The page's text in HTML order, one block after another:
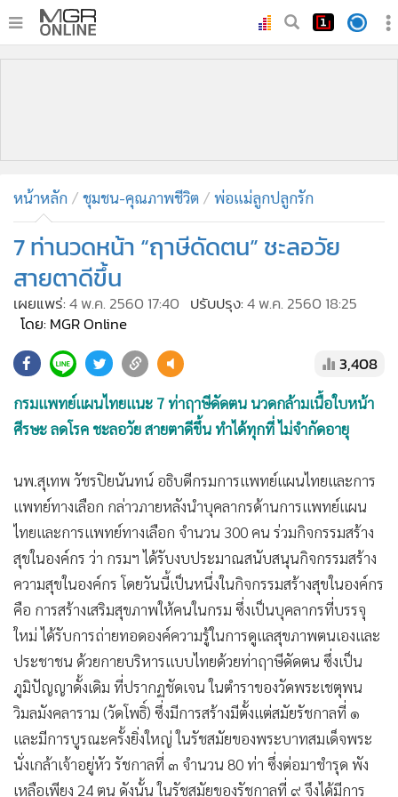
• บันเทิง
ผู้จัดการรายวัน
• คอลัมนิสต์
• ละคร
CbizReview
• ผู้จัดกวน
• Good health & Well-being
• Green Innovation & SD
• MGR Live
• Infographic
• การเมือง
• ท่องเที่ยว
• กีฬา
• ต่างประเทศ
• Special Scoop
เศรษฐกิจ-ธุรกิจ
•
จีน
ชุมชน-คุณภาพชีวิต
• อาชญากรรม
• Motoring
หน้าหลัก ชุมชน-คุณภาพชีวิต พ่อแม่ลูกปลูกรัก
7 ท่านวดหน้า “ฤาษีดัดตน” ชะลอวัย
สายตาดีขึ้น
เผยแพร่:4 พ.ค. 2560 17:40 ปรับปรุง:4 พ.ค. 2560 18:25
โดย: MGR Online
3,408
กรมแพทย์แผนไทยแนะ 7 ท่าฤาษีดัดตน นวดกล้ามเนื้อใบหน้า
ศีรษะ ลดโรค ชะลอวัย สายตาดีขึ้น ทำได้ทุกที่ ไม่จำกัดอายุ
นพ.สุเทพ วัชรปิยนันทน์ อธิบดีกรมการแพทย์แผนไทยและการ
แพทย์ทางเลือก กล่าวภายหลังนำบุคลากรด้านการแพทย์แผน
ไทยและการแพทย์ทางเลือก จำนวน 300 คน ร่วมกิจกรรมสร้าง
สุขในองค์กร ว่า กรมฯ ได้รับงบประมาณสนับสนุนกิจกรรมสร้าง
ความสุขในองค์กร โดยวันนี้เป็นหนึ่งในกิจกรรมสร้างสุขในองค์กร
คือ การสร้างเสริมสุขภาพให้คนในกรม ซึ่งเป็นบุคลากรที่บรรจุ
ใหม่ ได้รับการถ่ายทอดองค์ความรู้ในการดูแลสุขภาพตนเองและ
ประชาชน ด้วยกายบริหารแบบไทยด้วยท่าฤาษีดัดตน ซึ่งเป็น
ภูมิปัญญาดั้งเดิม ที่ปรากฏชัดเจน ในตำราของวัดพระเชตุพน
วิมลมังคลาราม (วัดโพธิ์) ซึ่งมีการสร้างมีตั้งแต่สมัยรัชกาลที่ ๑
และมีการบูรณะครั้งยิ่งใหญ่ ในรัชสมัยของพระบาทสมเด็จพระ
นั่งเกล้าเจ้าอยู่หัว รัชกาลที่ ๓ จำนวน 80 ท่า ซึ่งต่อมาชำรุด พัง
เหลือเพียง 24 ตน ดังนั้น ในรัชสมัยของรัชกาลที่ ๙ จึงได้มีการ